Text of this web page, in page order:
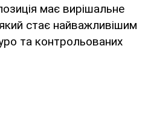
має вирішальне
стає найважливішим
та контрольованих